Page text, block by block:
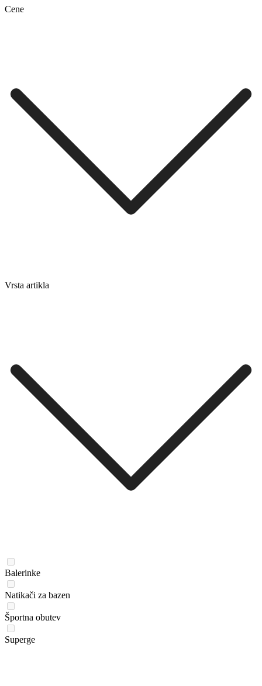
Cene
Vrsta artikla
Balerinke
Natikači za bazen
Športna obutev
Superge